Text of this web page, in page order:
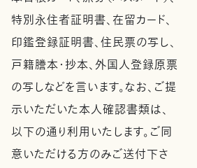
特別永住者証明書、在留カード、
印鑑登録証明書、住民票の写し、
戸籍謄本・抄本、外国人登録原票
の写しなどを言います。なお、ご提
示いただいた本人確認書類は、
以下の通り利用いたします。ご同
意いただける方のみご送付下さ